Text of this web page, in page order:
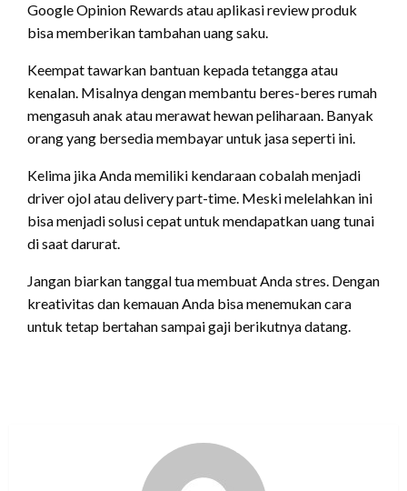
Google Opinion Rewards atau aplikasi review produk
bisa memberikan tambahan uang saku.
Keempat tawarkan bantuan kepada tetangga atau
kenalan. Misalnya dengan membantu beres-beres rumah
mengasuh anak atau merawat hewan peliharaan. Banyak
orang yang bersedia membayar untuk jasa seperti ini.
Kelima jika Anda memiliki kendaraan cobalah menjadi
driver ojol atau delivery part-time. Meski melelahkan ini
bisa menjadi solusi cepat untuk mendapatkan uang tunai
di saat darurat.
Jangan biarkan tanggal tua membuat Anda stres. Dengan
kreativitas dan kemauan Anda bisa menemukan cara
untuk tetap bertahan sampai gaji berikutnya datang.